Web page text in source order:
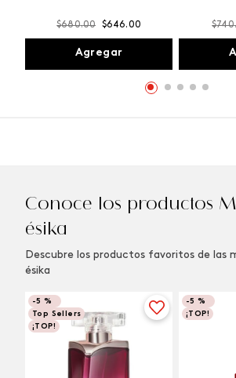
$680.00 $646.00
Agregar
$740.
Conoce los productos
ésika
Descubre los productos favoritos de las
ésika
-5 %
Top Sellers
¡TOP!
-5 %
¡TOP!